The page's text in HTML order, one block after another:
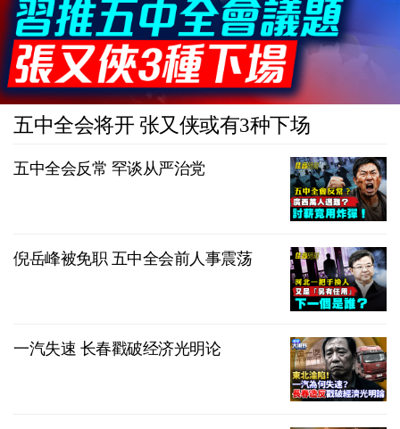
五中全会将开 张又侠或有3种下场
五中全会反常 罕谈从严治党
倪岳峰被免职 五中全会前人事震荡
一汽失速 长春戳破经济光明论